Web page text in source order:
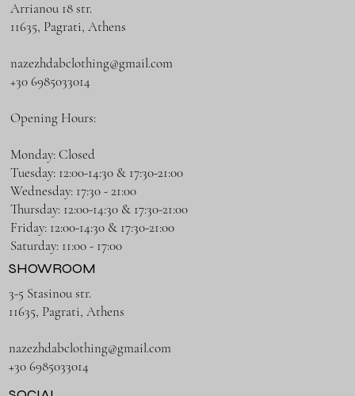
Arrianou 18 str.
11635, Pagrati, Athens
nazezhdabclothing@gmail.com
+30 6985033014
Opening Hours:
Monday: Closed
Tuesday: 12:00-14:30 & 17:30-21:00
Wednesday: 17:30 - 21:00
Thursday: 12:00-14:30 & 17:30-21:00
Friday: 12:00-14:30 & 17:30-21:00
Saturday: 11:00 - 17:00
SHOWROOM
3-5 Stasinou str.
11635, Pagrati, Athens
nazezhdabclothing@gmail.com
+30 6985033014